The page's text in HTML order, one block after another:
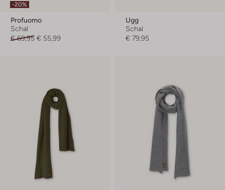
-20%
Profuomo
Schal
€ 69,95 € 55,99
Ugg
Schal
€ 79,95